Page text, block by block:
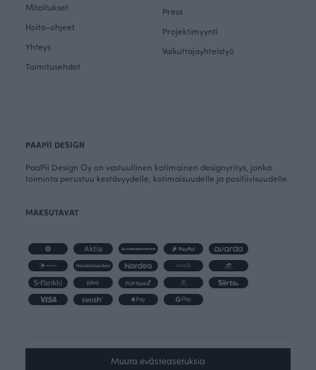
Mitoitukset
Hoito-ohjeet
Yhteys
Toimitusehdot
Press
Projektimyynti
Vaikuttajayhteistyö
PAAPII DESIGN
PaaPii Design Oy on vastuullinen kotimainen designyritys, jonka
toiminta perustuu kestävyydelle, kotimaisuudelle ja positiivisuudelle.
MAKSUTAVAT
Muuta evästeasetuksia